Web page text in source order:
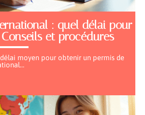
: quel délai pour
Conseils et procédures
moyen pour obtenir un permis de
…